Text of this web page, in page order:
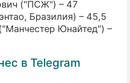
("ПСЖ") – 47
Бразилия) – 45,5
Юнайтед") –
в Telegram